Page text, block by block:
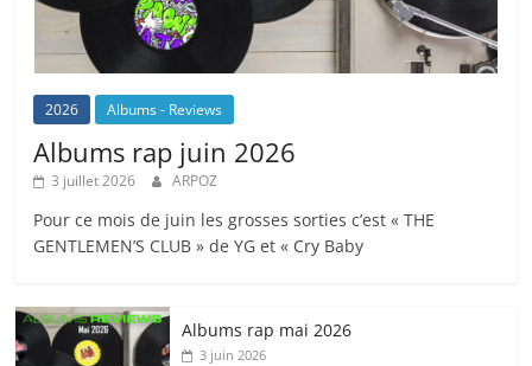
2026 Albums - Reviews
Albums rap juin 2026
3 juillet 2026 ARPOZ
Pour ce mois de juin les grosses sorties c’est « THE
GENTLEMEN’S CLUB » de YG et « Cry Baby
Albums rap mai 2026
3 juin 2026